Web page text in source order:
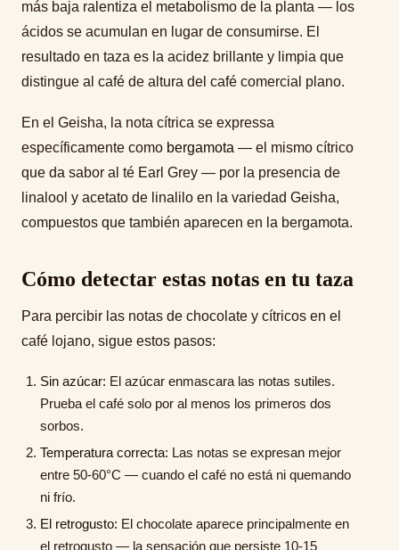
más baja ralentiza el metabolismo de la planta — los
ácidos se acumulan en lugar de consumirse. El
resultado en taza es la acidez brillante y limpia que
distingue al café de altura del café comercial plano.
En el Geisha, la nota cítrica se expressa
específicamente como bergamota — el mismo cítrico
que da sabor al té Earl Grey — por la presencia de
linalool y acetato de linalilo en la variedad Geisha,
compuestos que también aparecen en la bergamota.
Cómo detectar estas notas en tu taza
Para percibir las notas de chocolate y cítricos en el
café lojano, sigue estos pasos:
Sin azúcar: El azúcar enmascara las notas sutiles.
Prueba el café solo por al menos los primeros dos
sorbos.
Temperatura correcta: Las notas se expresan mejor
entre 50-60°C — cuando el café no está ni quemando
ni frío.
El retrogusto: El chocolate aparece principalmente en
el retrogusto — la sensación que persiste 10-15